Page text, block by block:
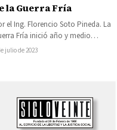
la Guerra Fría
el Ing. Florencio Soto Pineda. La
Fría inició año y medio
de terminada la Segunda…
julio de 2023